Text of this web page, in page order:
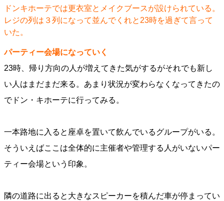
ドンキホーテでは更衣室とメイクブースが設けられている。
レジの列は３列になって並んでくれと23時を過ぎて言って
いた。
パーティー会場になっていく
23時、帰り方向の人が増えてきた気がするがそれでも新し
い人はまだまだ来る。あまり状況が変わらなくなってきたの
でドン・キホーテに行ってみる。
一本路地に入ると座卓を置いて飲んでいるグループがいる。
そういえばここは全体的に主催者や管理する人がいないパー
ティー会場という印象。
隣の道路に出ると大きなスピーカーを積んだ車が停まってい